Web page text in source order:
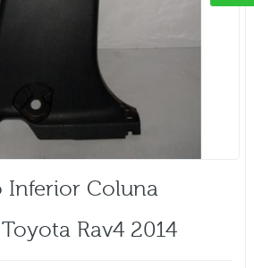
Inferior Coluna
Rav4 2014